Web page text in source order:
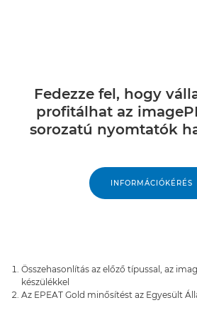
Fedezze fel, hogy
profitálhat az
sorozatú nyomtatók
INFORMÁCIÓKÉRÉS
Összehasonlítás az előző típussal, az
készülékkel
Az EPEAT Gold minősítést az Egyesült